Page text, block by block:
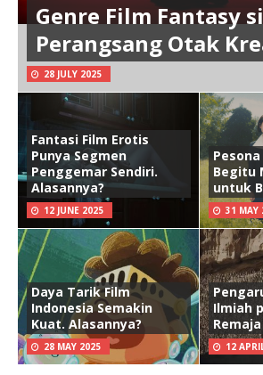
Genre Film Fantasy si
Perangsang Otak
28 JULY 2025
Fantasi Film Erotis
Punya Segmen
Penggemar Sendiri.
Alasannya?
12 JUNE 2025
Begitu
untuk
31 MAY
Daya Tarik Film
Indonesia Semakin
Kuat. Alasannya?
28 MAY 2025
Ilmiah
Remaja
12